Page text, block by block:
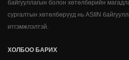
байгууллагын болон хөтөлбөрийн
сургалтын хөтөлбөрүүд нь ASIIN
итгэмжлэлтэй.
ХОЛБОО БАРИХ